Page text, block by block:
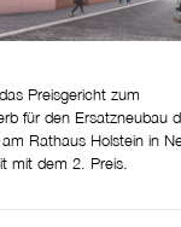
Preisgericht zum
für den Ersatzneubau
Rathaus Holstein in
mit dem 2. Preis.